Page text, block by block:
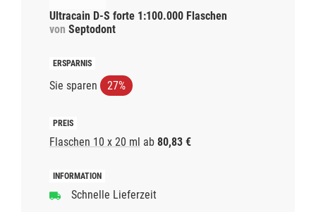
Ultracain D-S forte 1:100.000 Flaschen
von Septodont
Sie sparen 27%
Flaschen 10 x 20 ml ab 80,83 €
Schnelle Lieferzeit